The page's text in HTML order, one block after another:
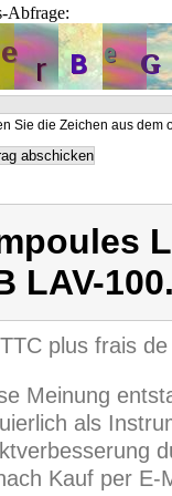
Abfrage:
Sie die Zeichen aus dem
LAV-
plus frais
Meinung
als
Kauf per E-